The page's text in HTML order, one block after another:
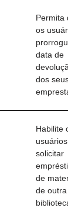
Permita
os
data de
dos
Habilite
solicitar
de
de outra